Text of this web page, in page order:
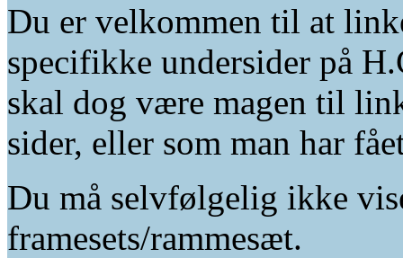
Du er velkommen til at
specifikke undersider på
skal dog være magen til
sider, eller som man har
Du må selvfølgelig ikke
framesets/rammesæt.